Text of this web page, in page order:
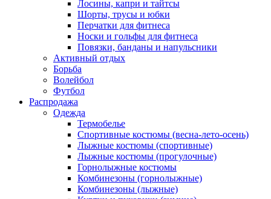
Лосины, капри и тайтсы
Шорты, трусы и юбки
Перчатки для фитнеса
Носки и гольфы для фитнеса
Повязки, банданы и напульсники
Активный отдых
Борьба
Волейбол
Футбол
Распродажа
Одежда
Термобелье
Спортивные костюмы (весна-лето-осень)
Лыжные костюмы (спортивные)
Лыжные костюмы (прогулочные)
Горнолыжные костюмы
Комбинезоны (горнолыжные)
Комбинезоны (лыжные)